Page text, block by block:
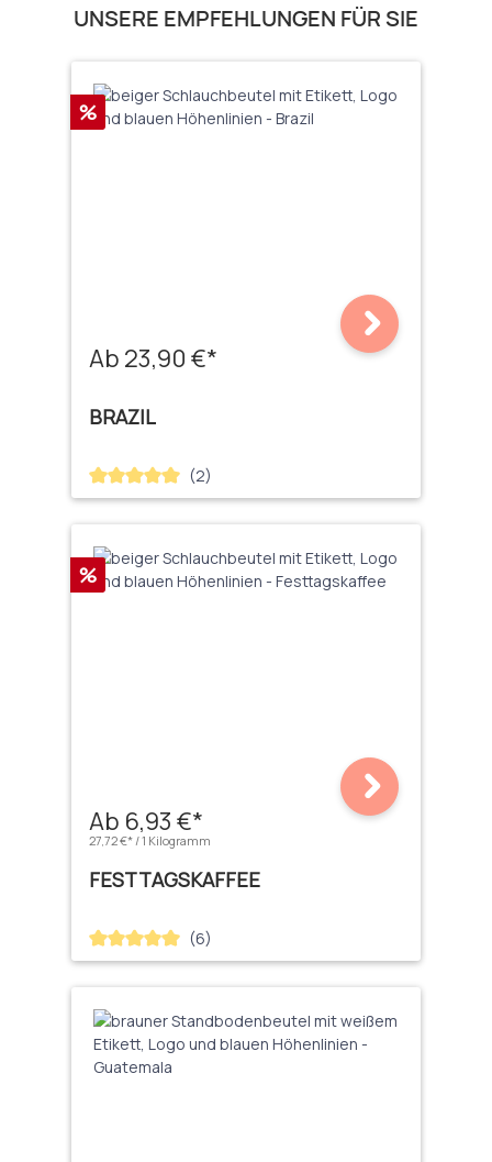
Produktgalerie überspringen
UNSERE EMPFEHLUNGEN FÜR SIE
Rabatt
%
Ab 23,90 €*
BRAZIL
Durchschnittliche Bewertung von 5 von 5 Sternen
(2)
Rabatt
%
Ab 6,93 €*
27,72 €* / 1 Kilogramm
FESTTAGSKAFFEE
Durchschnittliche Bewertung von 5 von 5 Sternen
(6)